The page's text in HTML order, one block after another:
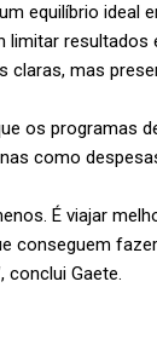
equilíbrio ideal
claras, mas
os programas
como
É viajar
conseguem
conclui Gaete.